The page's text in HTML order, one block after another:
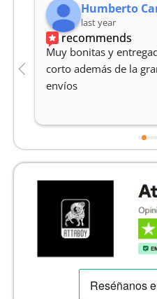
Humberto
last year
recommends
Muy bonitas y
corto además de la
envíos